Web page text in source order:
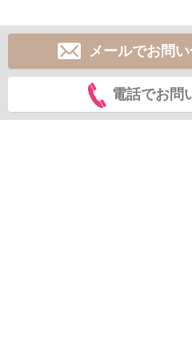
メールでお問
電話でお問